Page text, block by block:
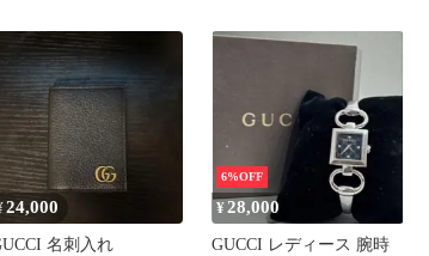
24,000
名刺入れ
6%OFF
¥28,000
GUCCI レディース 腕時